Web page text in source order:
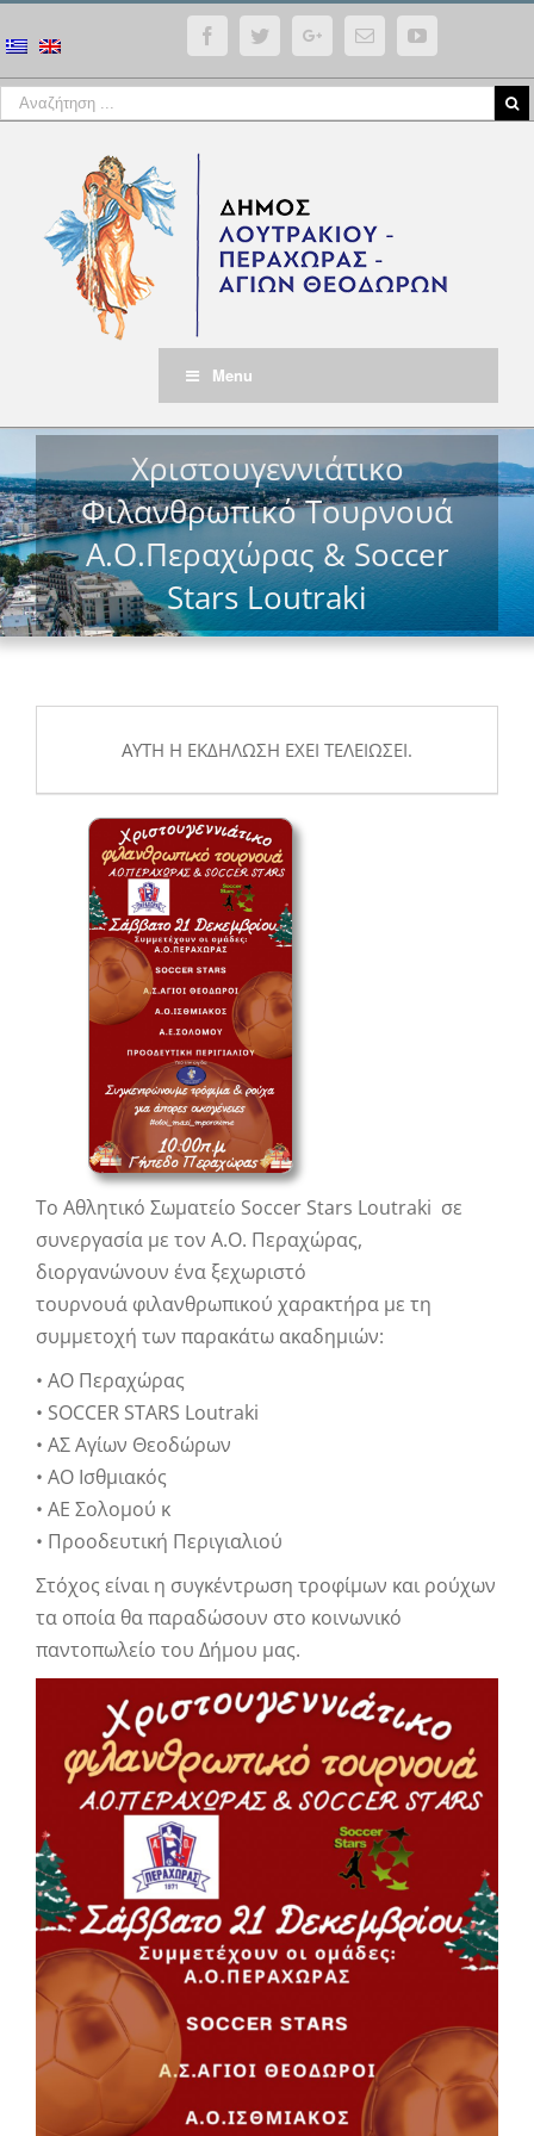
FacebookTwitterGoogle+Email YouTube
Menu
Χριστουγεννιάτικο
Φιλανθρωπικό Τουρνουά
Α.Ο.Περαχώρας & Soccer
Stars Loutraki
ΑΥΤΉ Η ΕΚΔΉΛΩΣΗ ΈΧΕΙ ΤΕΛΕΙΏΣΕΙ.
Το Αθλητικό Σωματείο Soccer Stars Loutraki σε
συνεργασία με τον Α.Ο. Περαχώρας,
διοργανώνουν ένα ξεχωριστό
τουρνουά φιλανθρωπικού χαρακτήρα με τη
συμμετοχή των παρακάτω ακαδημιών:
• ΑΟ Περαχώρας
• SOCCER STARS Loutraki
• ΑΣ Αγίων Θεοδώρων
• ΑΟ Ισθμιακός
• ΑΕ Σολομού κ
• Προοδευτική Περιγιαλιού
Στόχος είναι η συγκέντρωση τροφίμων και ρούχων
τα οποία θα παραδώσουν στο κοινωνικό
παντοπωλείο του Δήμου μας.